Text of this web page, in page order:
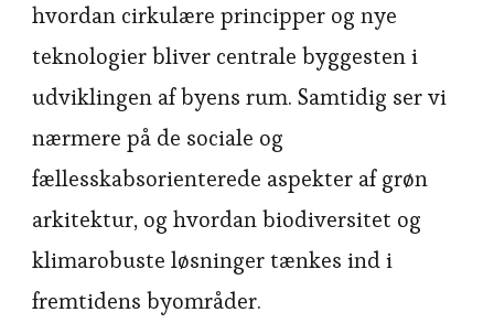
hvordan cirkulære principper og nye
teknologier bliver centrale byggesten i
udviklingen af byens rum. Samtidig ser vi
nærmere på de sociale og
fællesskabsorienterede aspekter af grøn
arkitektur, og hvordan biodiversitet og
klimarobuste løsninger tænkes ind i
fremtidens byområder.